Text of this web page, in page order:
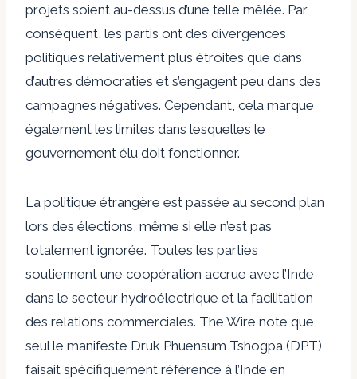
projets soient au-dessus d’une telle mêlée. Par
conséquent, les partis ont des divergences
politiques relativement plus étroites que dans
d’autres démocraties et s’engagent peu dans des
campagnes négatives. Cependant, cela marque
également les limites dans lesquelles le
gouvernement élu doit fonctionner.
La politique étrangère est passée au second plan
lors des élections, même si elle n’est pas
totalement ignorée. Toutes les parties
soutiennent une coopération accrue avec l’Inde
dans le secteur hydroélectrique et la facilitation
des relations commerciales. The Wire note que
seul le manifeste Druk Phuensum Tshogpa (DPT)
faisait spécifiquement référence à l’Inde en